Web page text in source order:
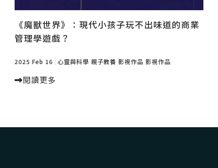
《魔獸世界》：現代小孩子玩不出味道的商業
管理學遊戲？
2025 Feb 16 心靈與科學 親子教養 影視作品 影視作品
閱讀更多